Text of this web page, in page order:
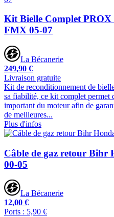
Kit Bielle Complet
FMX 05-07
La Bécanerie
249,90 €
Livraison gratuite
Kit de reconditionnement de
sa fiabilité, ce kit complet permet
important du moteur afin de
de meilleures...
Plus d'infos
Câble de gaz retour Bihr
00-05
La Bécanerie
12,00 €
Ports : 5,90 €